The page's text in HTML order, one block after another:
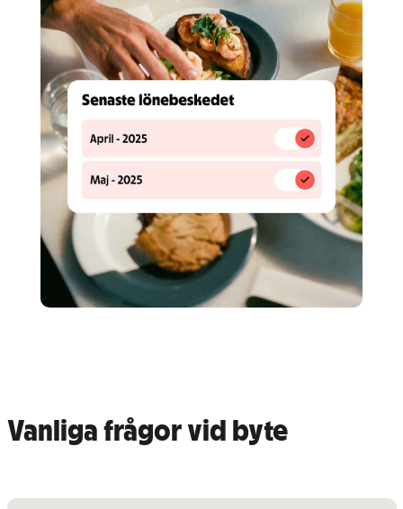
Vanliga frågor vid byte